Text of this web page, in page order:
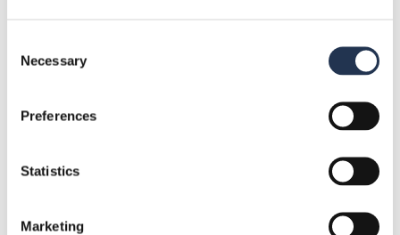
Selection
Necessary
Preferences
Statistics
Marketing
10
10
Calidad y certificaciones
Recursos